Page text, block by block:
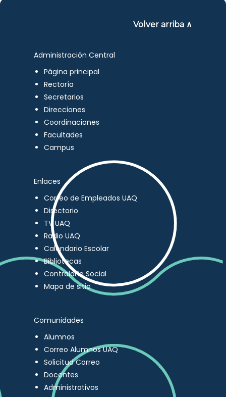
Volver arriba ∧
Administración Central
Página principal
Rectoría
Secretarios
Direcciones
Coordinaciones
Facultades
Campus
Enlaces
Correo de Empleados UAQ
Directorio
TV UAQ
Radio UAQ
Calendario Escolar
Bibliotecas
Contraloría Social
Mapa de sitio
Comunidades
Alumnos
Correo Alumnos UAQ
Solicitud Correo
Docentes
Administrativos